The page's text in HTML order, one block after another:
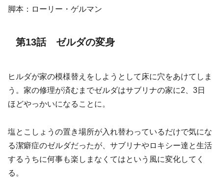
脚本：ローリー・ゲルマン
第13話 ゼルダの変身
ヒルダが家の模様替えをしようとして床に穴をあけてしま
う。家の修理が済むまでゼルダはサブリナの家に2、3日
ほどやっかいになることに。
塩とこしょうの置き場所が入れ替わっているだけで気にな
る潔癖症のゼルダだったが、サブリナやロキシー達と生活
するうちに何事も楽しまなくてはという風に変化してく
る。